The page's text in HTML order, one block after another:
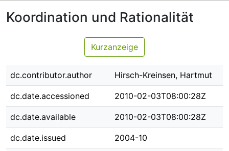
FAQ
Zurück zur Startseite
Koordination und Rationalität
Kurzanzeige
dc.contributor.author Hirsch-Kreinsen, Hartmut
dc.date.accessioned 2010-02-03T08:00:28Z
dc.date.available 2010-02-03T08:00:28Z
dc.date.issued 2004-10